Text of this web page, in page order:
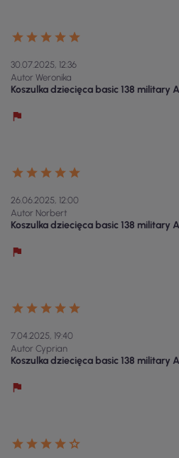
30.07.2025, 12:36
Autor Weronika
Koszulka dziecięca basic 138 military
26.06.2025, 12:00
Autor Norbert
Koszulka dziecięca basic 138 military
7.04.2025, 19:40
Autor Cyprian
Koszulka dziecięca basic 138 military